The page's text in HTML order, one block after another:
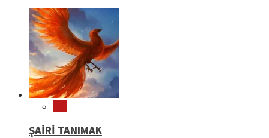
ŞAİRİ TANIMAK